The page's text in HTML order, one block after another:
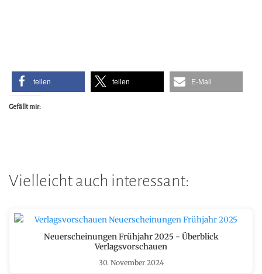
teilen teilen E-Mail
Gefällt mir:
Vielleicht auch interessant:
Neuerscheinungen Frühjahr 2025 - Überblick
Verlagsvorschauen
30. November 2024